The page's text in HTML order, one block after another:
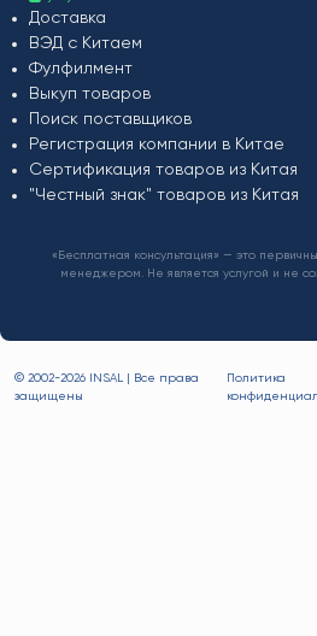
Доставка
ВЭД с Китаем
Фулфилмент
Выкуп товаров
Поиск поставщиков
Регистрация компании в Китае
Сертификация товаров из Китая
"Честный знак" товаров из Китая
«Бесплатная консультация» — это
менеджером. Не является услугой и не
© 2002-2026 INSAL | Все права
защищены
Политика